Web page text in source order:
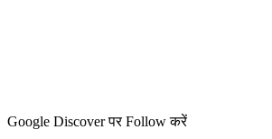
Google Discover पर Follow करें